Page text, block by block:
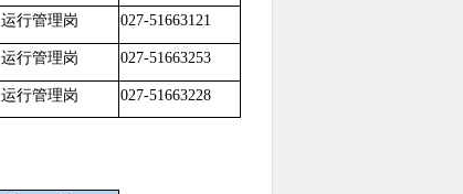
运行管理岗 027-51663121
运行管理岗 027-51663253
运行管理岗 027-51663228